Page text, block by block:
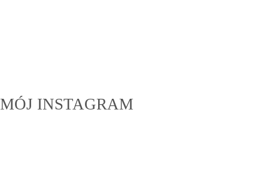
MÓJ INSTAGRAM